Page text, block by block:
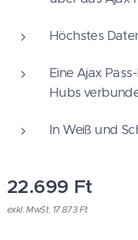
Höchstes
Eine Ajax
Hubs
In Weiß und
22.699 Ft
exkl. MwSt. 17.873 Ft